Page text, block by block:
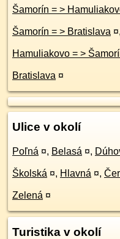
Šamorín = > Bratislava ¤,
Hamuliakovo = >
Bratislava ¤
Ulice v okolí
Poľná ¤, Belasá ¤,
Školská ¤, Hlavná ¤,
Zelená ¤
Turistika v okolí